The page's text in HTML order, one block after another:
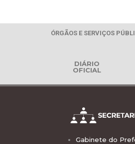
ÓRGÃOS E SERVIÇOS
DIÁRIO
OFICIAL
Gabinete do